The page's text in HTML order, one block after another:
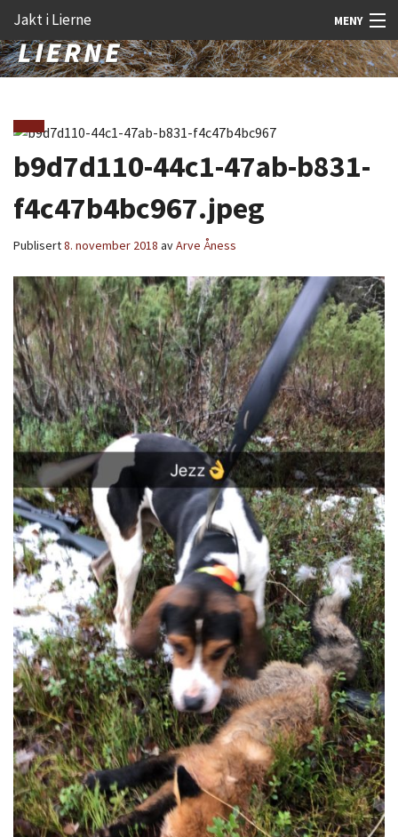
Jakt i Lierne MENY
Nyheter
Fangst
Åtejakt
Felt vilt
Aktiviteter
Kunnskap
Rekrutt
Premie
innholdet
Forstørre
b9d7d110-44c1-47ab-b831-
f4c47b4bc967.jpeg
Publisert8. november 2018 avArve Åness